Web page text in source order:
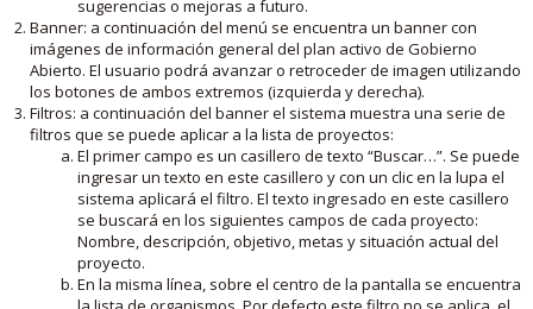
sugerencias o mejoras a futuro.
Banner: a continuación del menú se encuentra un banner con
imágenes de información general del plan activo de Gobierno
Abierto. El usuario podrá avanzar o retroceder de imagen utilizando
los botones de ambos extremos (izquierda y derecha).
Filtros: a continuación del banner el sistema muestra una serie de
filtros que se puede aplicar a la lista de proyectos:
El primer campo es un casillero de texto “Buscar…”. Se puede
ingresar un texto en este casillero y con un clic en la lupa el
sistema aplicará el filtro. El texto ingresado en este casillero
se buscará en los siguientes campos de cada proyecto:
Nombre, descripción, objetivo, metas y situación actual del
proyecto.
En la misma línea, sobre el centro de la pantalla se encuentra